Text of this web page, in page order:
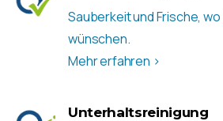
Sauberkeit und Frische, wo
wünschen.
Mehr erfahren >
Unterhaltsreinigung